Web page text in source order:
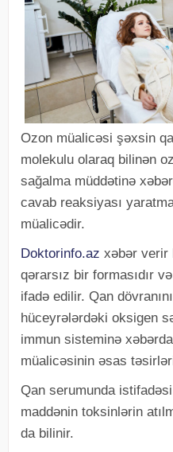
Ozon müalicəsi şəxsin
molekulu olaraq bilinən
sağalma müddətinə
cavab reaksiyası
müalicədir.
Doktorinfo.az xəbər verir
qərarsız bir formasıdır
ifadə edilir. Qan
hüceyrələrdəki oksigen
immun sisteminə
müalicəsinin əsas
Qan serumunda
maddənin toksinlərin
da bilinir.